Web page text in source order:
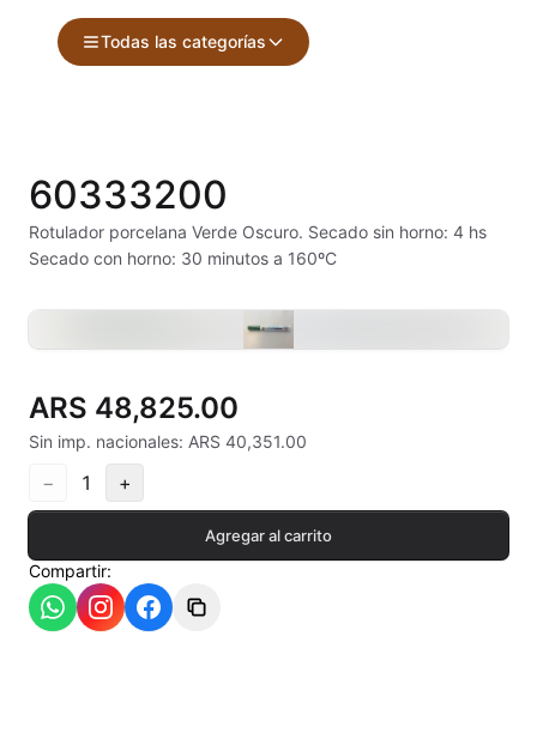
Todas las categorías
Alambre Kanthal
Conos pirometricos Orton
Contramoldes
Crayones cerámicos
Crisoles refractarios
60333200
Rotulador porcelana Verde Oscuro. Secado sin horno: 4 hs
Secado con horno: 30 minutos a 160ºC
ARS 48,825.00
Sin imp. nacionales: ARS 40,351.00
− 1 +
Agregar al carrito
Compartir: